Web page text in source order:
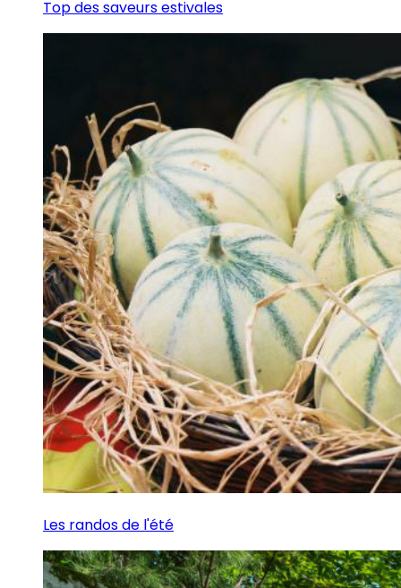
Top des saveurs estivales
Les randos de l'été